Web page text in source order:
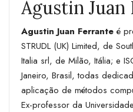
Agustin Juan
Agustin Juan Ferrante é
STRUDL (UK) Limited, de
Italia srl, de Milão, Itália; e
Janeiro, Brasil, todas
aplicação de métodos
Ex-professor da